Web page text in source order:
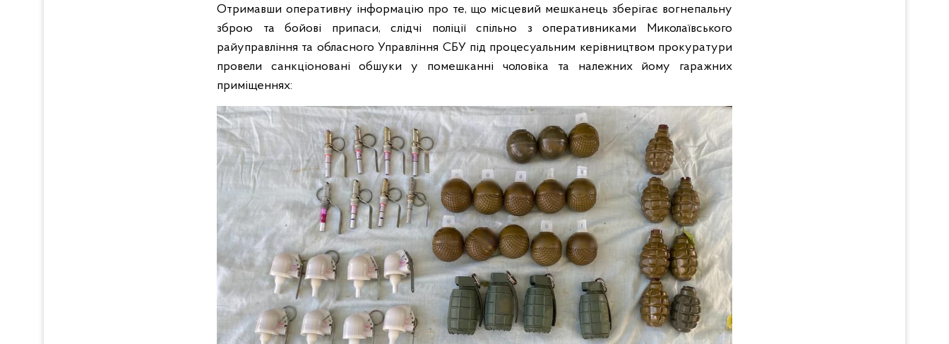
Отримавши оперативну інформацію про те, що місцевий мешканець зберігає вогнепальну
зброю та бойові припаси, слідчі поліції спільно з оперативниками Миколаївського
райуправління та обласного Управління СБУ під процесуальним керівництвом прокуратури
провели санкціоновані обшуки у помешканні чоловіка та належних йому гаражних
приміщеннях: